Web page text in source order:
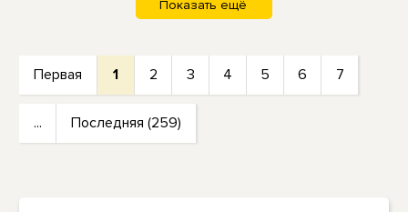
Первая 1 2 3 4 5 6 7
... Последняя (259)